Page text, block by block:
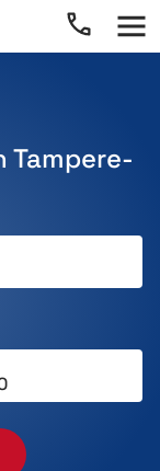
Tampere-